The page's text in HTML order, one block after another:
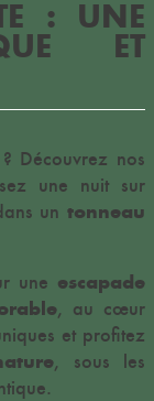
: UNE
ET
? Découvrez nos
une nuit sur
un tonneau
une escapade
, au cœur
et profitez
, sous les